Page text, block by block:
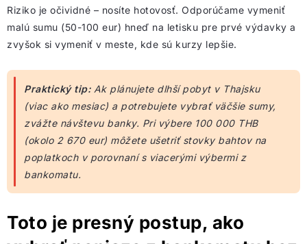
Riziko je očividné – nosíte hotovosť. Odporúčame vymeniť
malú sumu (50-100 eur) hneď na letisku pre prvé výdavky a
zvyšok si vymeniť v meste, kde sú kurzy lepšie.
Praktický tip:Ak plánujete dlhší pobyt v Thajsku
(viac ako mesiac) a potrebujete vybrať väčšie sumy,
zvážte návštevu banky. Pri výbere 100 000 THB
(okolo 2 670 eur) môžete ušetriť stovky bahtov na
poplatkoch v porovnaní s viacerými výbermi z
bankomatu.
Toto je presný postup, ako